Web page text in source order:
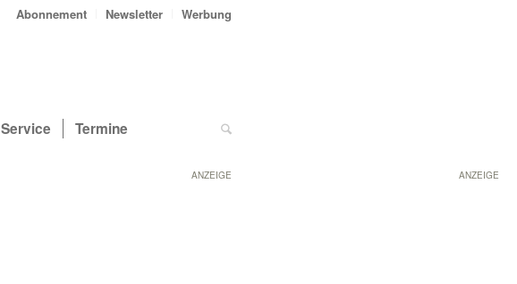
ANZEIGE
Abonnement Newsletter Werbung
Service Termine
ANZEIGE